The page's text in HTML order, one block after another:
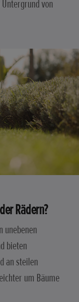
von
Rädern?
unebenen
bieten
an steilen
um Bäume